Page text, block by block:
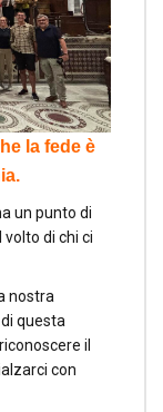
la fede è
un punto di
di chi ci
nostra
questa
il
con